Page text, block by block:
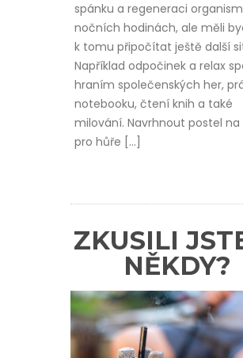
spánku a regeneraci
nočních hodinách, ale měli
k tomu připočítat ještě další
Například odpočinek a relax
hraním společenských her,
notebooku, čtení knih a také
milování. Navrhnout postel na
pro hůře […]
ZKUSILI
NĚKDY?